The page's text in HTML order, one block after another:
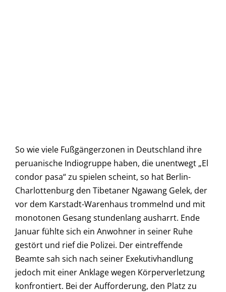
So wie viele Fußgängerzonen in Deutschland ihre
peruanische Indiogruppe haben, die unentwegt „El
condor pasa“ zu spielen scheint, so hat Berlin-
Charlottenburg den Tibetaner Ngawang Gelek, der
vor dem Karstadt-Warenhaus trommelnd und mit
monotonen Gesang stundenlang ausharrt. Ende
Januar fühlte sich ein Anwohner in seiner Ruhe
gestört und rief die Polizei. Der eintreffende
Beamte sah sich nach seiner Exekutivhandlung
jedoch mit einer Anklage wegen Körperverletzung
konfrontiert. Bei der Aufforderung, den Platz zu